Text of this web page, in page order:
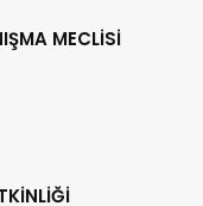
MECLİSİ